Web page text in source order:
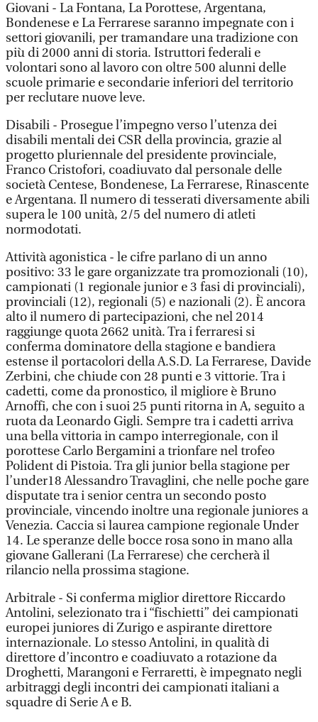
Giovani - La Fontana, La Porottese, Argentana,
Bondenese e La Ferrarese saranno impegnate con i
settori giovanili, per tramandare una tradizione con
più di 2000 anni di storia. Istruttori federali e
volontari sono al lavoro con oltre 500 alunni delle
scuole primarie e secondarie inferiori del territorio
per reclutare nuove leve.
Disabili - Prosegue l’impegno verso l’utenza dei
disabili mentali dei CSR della provincia, grazie al
progetto pluriennale del presidente provinciale,
Franco Cristofori, coadiuvato dal personale delle
società Centese, Bondenese, La Ferrarese, Rinascente
e Argentana. Il numero di tesserati diversamente abili
supera le 100 unità, 2/5 del numero di atleti
normodotati.
Attività agonistica - le cifre parlano di un anno
positivo: 33 le gare organizzate tra promozionali (10),
campionati (1 regionale junior e 3 fasi di provinciali),
provinciali (12), regionali (5) e nazionali (2). È ancora
alto il numero di partecipazioni, che nel 2014
raggiunge quota 2662 unità. Tra i ferraresi si
conferma dominatore della stagione e bandiera
estense il portacolori della A.S.D. La Ferrarese, Davide
Zerbini, che chiude con 28 punti e 3 vittorie. Tra i
cadetti, come da pronostico, il migliore è Bruno
Arnoffi, che con i suoi 25 punti ritorna in A, seguito a
ruota da Leonardo Gigli. Sempre tra i cadetti arriva
una bella vittoria in campo interregionale, con il
porottese Carlo Bergamini a trionfare nel trofeo
Polident di Pistoia. Tra gli junior bella stagione per
l’under18 Alessandro Travaglini, che nelle poche gare
disputate tra i senior centra un secondo posto
provinciale, vincendo inoltre una regionale juniores a
Venezia. Caccia si laurea campione regionale Under
14. Le speranze delle bocce rosa sono in mano alla
giovane Gallerani (La Ferrarese) che cercherà il
rilancio nella prossima stagione.
Arbitrale - Si conferma miglior direttore Riccardo
Antolini, selezionato tra i “fischietti” dei campionati
europei juniores di Zurigo e aspirante direttore
internazionale. Lo stesso Antolini, in qualità di
direttore d’incontro e coadiuvato a rotazione da
Droghetti, Marangoni e Ferraretti, è impegnato negli
arbitraggi degli incontri dei campionati italiani a
squadre di Serie A e B.